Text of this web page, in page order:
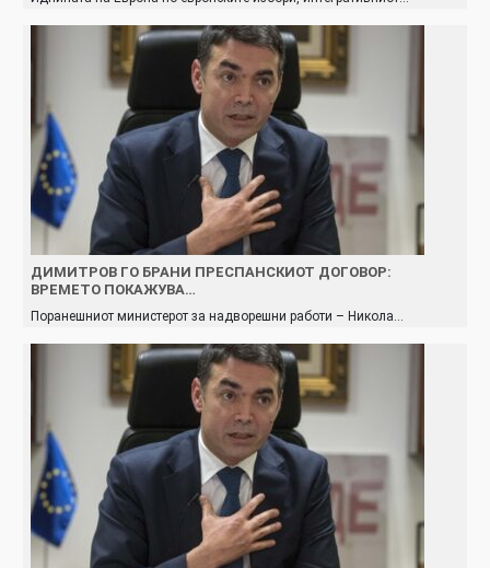
ДИМИТРОВ ГО БРАНИ ПРЕСПАНСКИОТ ДОГОВОР:
ВРЕМЕТО ПОКАЖУВА…
Поранешниот министерот за надворешни работи – Никола…